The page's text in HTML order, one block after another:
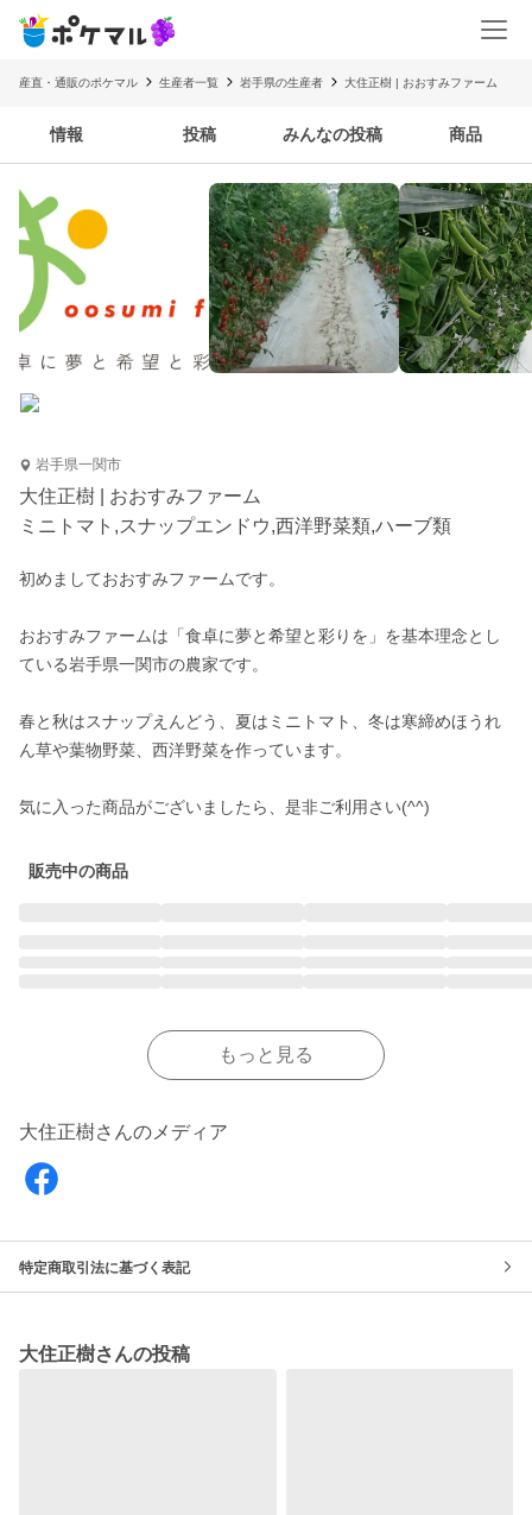
産直・通販のポケマル 生産者一覧 岩手県の生産者 大住正樹 | おおすみファーム
情報 投稿 みんなの投稿 商品
岩手県一関市
大住正樹 | おおすみファーム
ミニトマト,スナップエンドウ,西洋野菜類,ハーブ類
初めましておおすみファームです。
おおすみファームは「食卓に夢と希望と彩りを」を基本理念とし
ている岩手県一関市の農家です。
春と秋はスナップえんどう、夏はミニトマト、冬は寒締めほうれ
ん草や葉物野菜、西洋野菜を作っています。
気に入った商品がございましたら、是非ご利用さい(^^)
販売中の商品
もっと見る
大住正樹さんのメディア
特定商取引法に基づく表記
大住正樹さんの投稿